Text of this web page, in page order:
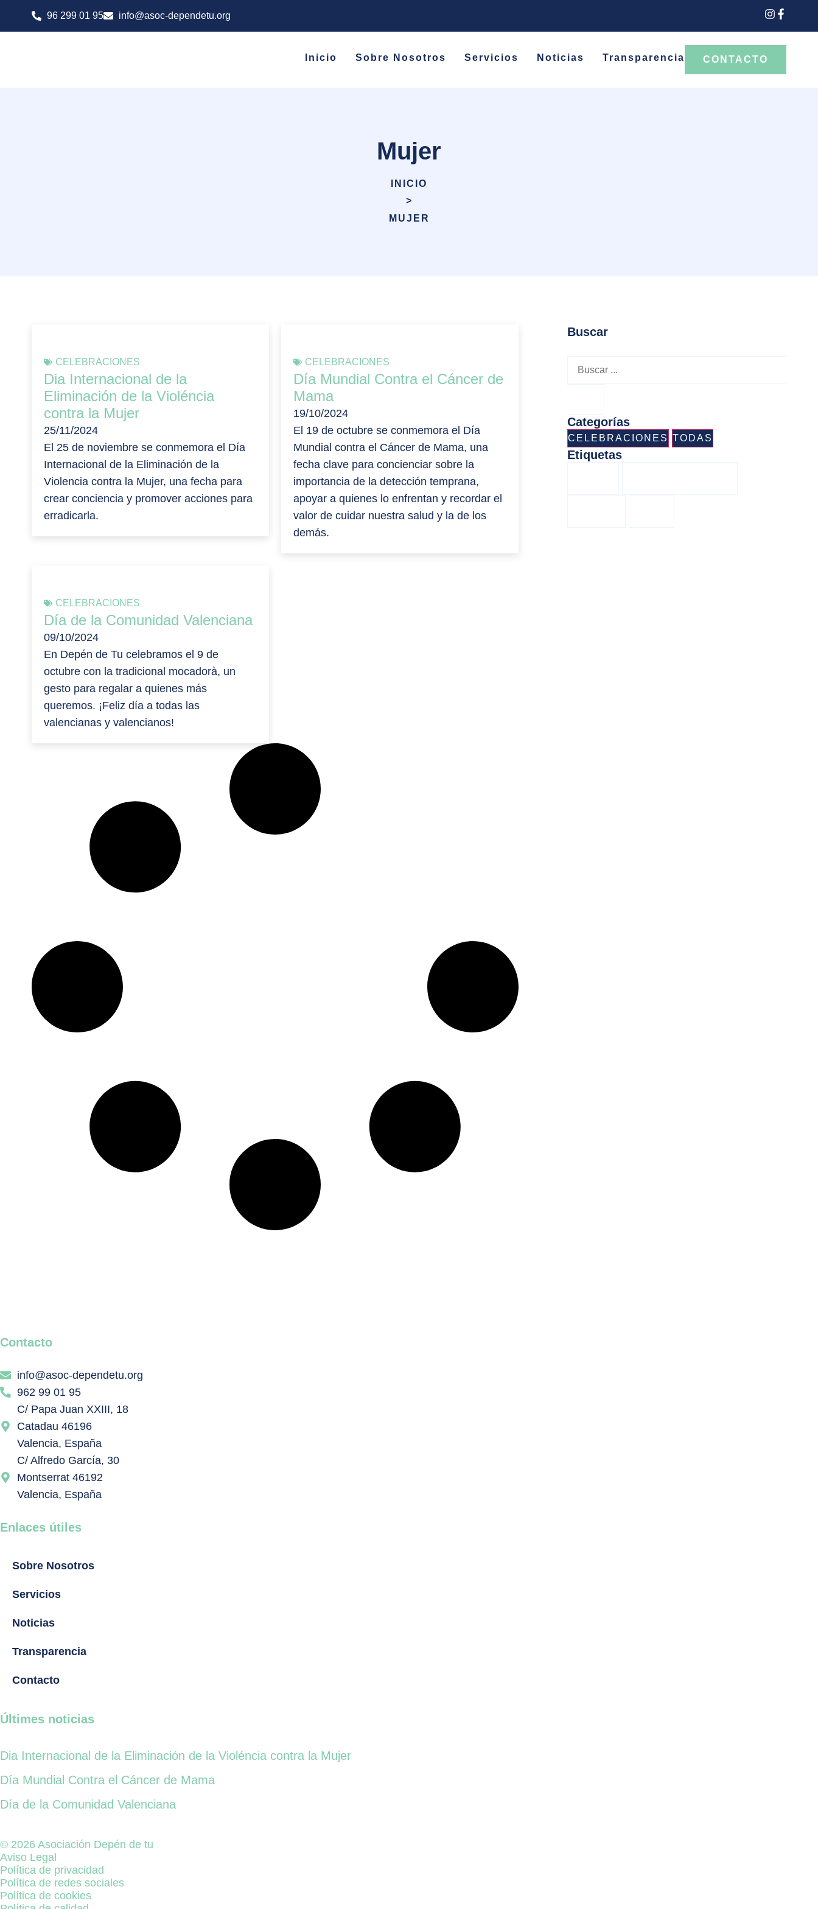
96 299 01 95 info@asoc-dependetu.org
Inicio Sobre Nosotros Servicios Noticias Transparencia CONTACTO
Mujer
INICIO
>
MUJER
CELEBRACIONES
Dia Internacional de la
Eliminación de la Violéncia
contra la Mujer
25/11/2024
El 25 de noviembre se conmemora el Día
Internacional de la Eliminación de la
Violencia contra la Mujer, una fecha para
crear conciencia y promover acciones para
erradicarla.
CELEBRACIONES
Día Mundial Contra el Cáncer de
Mama
19/10/2024
El 19 de octubre se conmemora el Día
Mundial contra el Cáncer de Mama, una
fecha clave para concienciar sobre la
importancia de la detección temprana,
apoyar a quienes lo enfrentan y recordar el
valor de cuidar nuestra salud y la de los
demás.
CELEBRACIONES
Día de la Comunidad Valenciana
09/10/2024
En Depén de Tu celebramos el 9 de
octubre con la tradicional mocadorà, un
gesto para regalar a quienes más
queremos. ¡Feliz día a todas las
valencianas y valencianos!
Buscar
Categorías
CELEBRACIONES TODAS
Etiquetas
Contacto
info@asoc-dependetu.org
962 99 01 95
C/ Papa Juan XXIII, 18
Catadau 46196
Valencia, España
C/ Alfredo García, 30
Montserrat 46192
Valencia, España
Enlaces útiles
Sobre Nosotros
Servicios
Noticias
Transparencia
Contacto
Últimes noticias
Dia Internacional de la Eliminación de la Violéncia contra la Mujer
Día Mundial Contra el Cáncer de Mama
Día de la Comunidad Valenciana
© 2026 Asociación Depén de tu
Aviso Legal
Política de privacidad
Política de redes sociales
Política de cookies